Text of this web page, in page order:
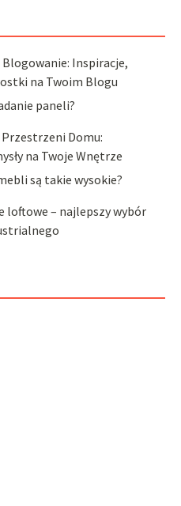
Inspiracje,
na Twoim Blogu
paneli?
Domu:
na Twoje Wnętrze
są takie wysokie?
loftowe – najlepszy wybór